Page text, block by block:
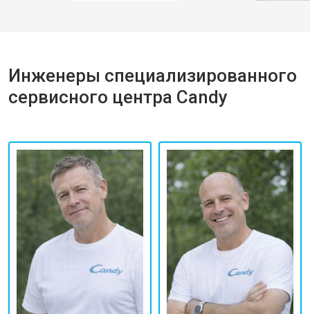
Инженеры специализированного
сервисного центра Candy